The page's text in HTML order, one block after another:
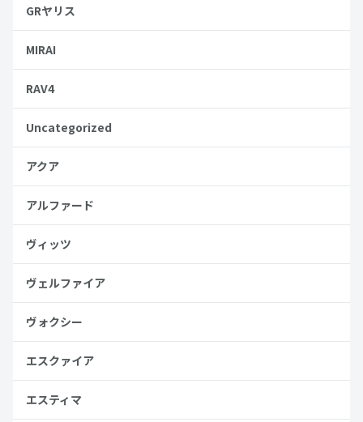
GRヤリス
MIRAI
RAV4
Uncategorized
アクア
アルファード
ヴィッツ
ヴェルファイア
ヴォクシー
エスクァイア
エスティマ